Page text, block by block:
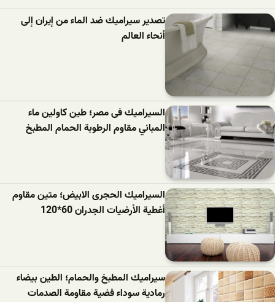
تصدير سيراميك ضد الماء من إيران إلى
أنحاء العالم
السيراميك فى مصر؛ طين كاولين ماء
المباني مقاوم الرطوبة الحمام المطبخ
السيراميك الحجرى الابيض؛ متين مقاوم
أغطية الأرضيات الجدران 60*120
سيراميك المطبخ والحمام؛ الطين بيضاء
رمادية سوداء فضية مقاومة الصدمات